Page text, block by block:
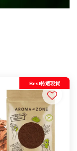
Best特選現貨